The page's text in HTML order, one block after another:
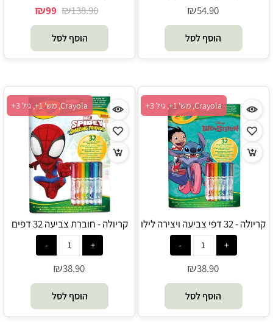
₪54.90
הוסף לסל
₪138.90
₪99
הוסף לסל
Crayola, מש' 1+, גיל 3+
קריולה - 32 דפי צביעה ויצירה לילו
וסטיץ כולל 7 טושים רחיצים -
Crayola
₪38.90
הוסף לסל
Crayola, מש' 1+, גיל 3+
קריולה - חוברת צביעה 32 דפים
וטושים רחיצים ספיידי וחבריו
המופלאים - Crayola
₪38.90
הוסף לסל